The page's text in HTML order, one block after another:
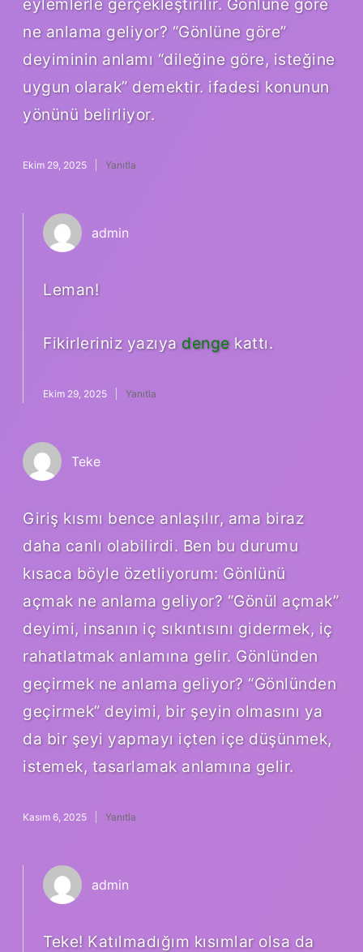
eylemlerle gerçekleştirilir. Gönlüne göre
ne anlama geliyor? “Gönlüne göre”
deyiminin anlamı “dileğine göre, isteğine
uygun olarak” demektir. ifadesi konunun
yönünü belirliyor.
Ekim 29, 2025 Yanıtla
admin
Leman!
Fikirleriniz yazıya denge kattı.
Ekim 29, 2025 Yanıtla
Teke
Giriş kısmı bence anlaşılır, ama biraz
daha canlı olabilirdi. Ben bu durumu
kısaca böyle özetliyorum: Gönlünü
açmak ne anlama geliyor? “Gönül açmak”
deyimi, insanın iç sıkıntısını gidermek, iç
rahatlatmak anlamına gelir. Gönlünden
geçirmek ne anlama geliyor? “Gönlünden
geçirmek” deyimi, bir şeyin olmasını ya
da bir şeyi yapmayı içten içe düşünmek,
istemek, tasarlamak anlamına gelir.
Kasım 6, 2025 Yanıtla
admin
Teke! Katılmadığım kısımlar olsa da